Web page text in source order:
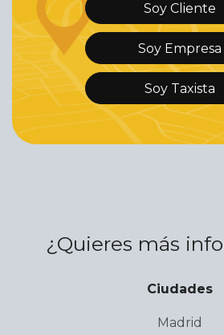
Soy Cliente
Soy Empresa
Soy Taxista
¿Quieres más
Ciudades
Madrid